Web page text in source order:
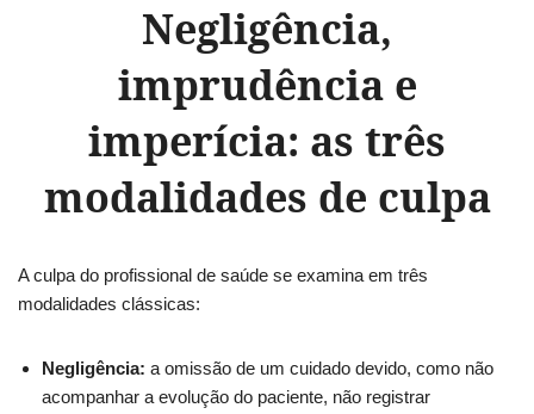
Negligência,
imprudência e
imperícia: as três
modalidades de culpa
A culpa do profissional de saúde se examina em três
modalidades clássicas:
Negligência: a omissão de um cuidado devido, como não
acompanhar a evolução do paciente, não registrar